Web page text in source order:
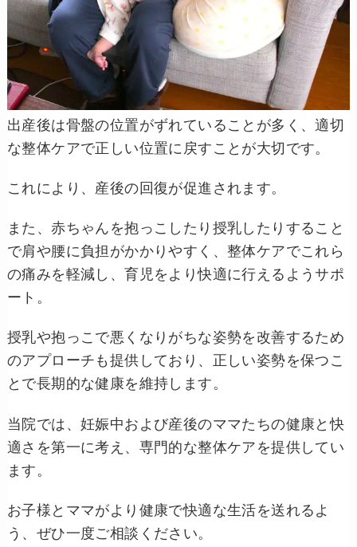
出産後は骨盤の位置がずれていることが多く、適切
な整体ケアで正しい位置に戻すことが大切です。
これにより、産後の回復が促進されます。
また、赤ちゃんを抱っこしたり授乳したりすること
で肩や腰に負担がかかりやすく、整体ケアでこれら
の痛みを軽減し、育児をより快適に行えるようサポ
ート。
授乳や抱っこで悪くなりがちな姿勢を改善するため
のアプローチも提供しており、正しい姿勢を保つこ
とで長期的な健康を維持します。
当院では、妊娠中および産後のママたちの健康と快
適さを第一に考え、専門的な整体ケアを提供してい
ます。
お子様とママがより健康で快適な生活を送れるよ
う、ぜひ一度ご相談ください。